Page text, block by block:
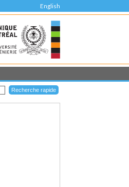
English